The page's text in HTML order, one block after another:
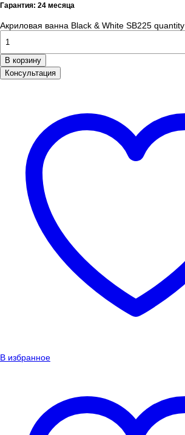
Гарантия: 24 месяца
Акриловая ванна Black & White SB225 quantity
В корзину
Консультация
В избранное